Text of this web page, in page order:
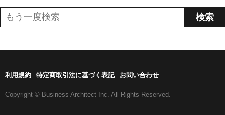
利用規約 特定商取引法に基づく表記 お問い合わせ
Copyright © Business Architect Inc. All Rights Reserved.